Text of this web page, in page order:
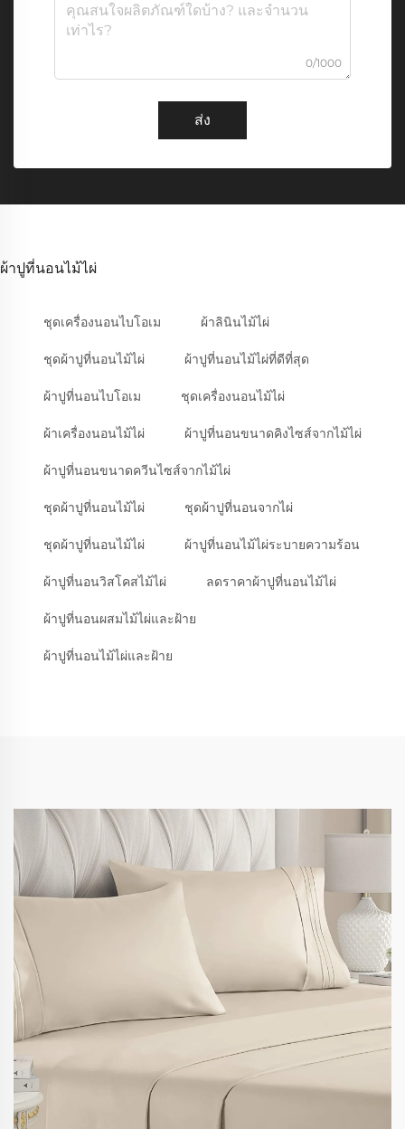
0/1000
ส่ง
ผ้าปูที่นอนไม้ไผ่
ชุดเครื่องนอนไบโอเม ผ้าลินินไม้ไผ่
ชุดผ้าปูที่นอนไม้ไผ่ ผ้าปูที่นอนไม้ไผ่ที่ดีที่สุด
ผ้าปูที่นอนไบโอเม ชุดเครื่องนอนไม้ไผ่
ผ้าเครื่องนอนไม้ไผ่ ผ้าปูที่นอนขนาดคิงไซส์จากไม้ไผ่
ผ้าปูที่นอนขนาดควีนไซส์จากไม้ไผ่
ชุดผ้าปูที่นอนไม้ไผ่ ชุดผ้าปูที่นอนจากไผ่
ชุดผ้าปูที่นอนไม้ไผ่ ผ้าปูที่นอนไม้ไผ่ระบายความร้อน
ผ้าปูที่นอนวิสโคสไม้ไผ่ ลดราคาผ้าปูที่นอนไม้ไผ่
ผ้าปูที่นอนผสมไม้ไผ่และฝ้าย
ผ้าปูที่นอนไม้ไผ่และฝ้าย